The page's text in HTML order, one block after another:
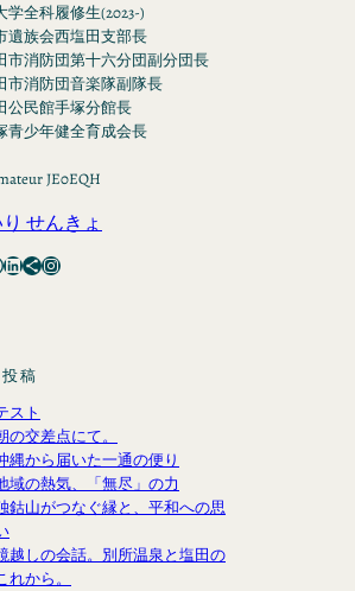
学全科履修生(2023-)
遺族会西塩田支部長
市消防団第十六分団副分団長
市消防団音楽隊副隊長
公民館手塚分館長
青少年健全育成会長
JE0EQH
せんきょ
LinkedIn Share Icon Instagram
稿
スト
の交差点にて。
縄から届いた一通の便り
域の熱気、「無尽」の力
鈷山がつなぐ縁と、平和への思
越しの会話。別所温泉と塩田の
れから。